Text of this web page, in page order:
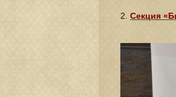
2. Секция